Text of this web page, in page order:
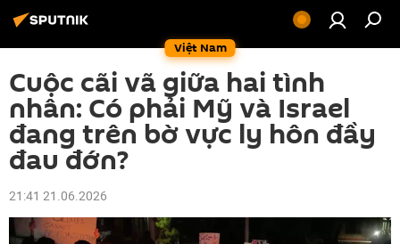
Việt Nam
Cuộc cãi vã giữa hai tình
nhân: Có phải Mỹ và Israel
đang trên bờ vực ly hôn đầy
đau đớn?
21:41 21.06.2026